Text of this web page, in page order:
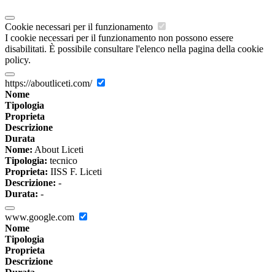
Cookie necessari per il funzionamento
I cookie necessari per il funzionamento non possono essere
disabilitati. È possibile consultare l'elenco nella pagina della cookie
policy.
https://aboutliceti.com/
Nome
Tipologia
Proprieta
Descrizione
Durata
Nome: About Liceti
Tipologia: tecnico
Proprieta: IISS F. Liceti
Descrizione: -
Durata: -
www.google.com
Nome
Tipologia
Proprieta
Descrizione